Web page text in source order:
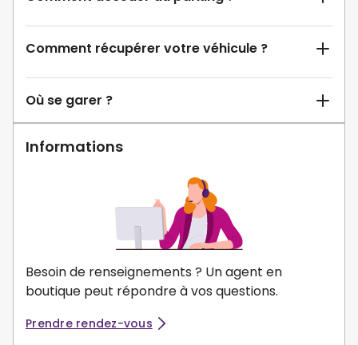
Comment récupérer votre véhicule ?
Où se garer ?
Informations
Besoin de renseignements ? Un agent en
boutique peut répondre à vos questions.
Prendre rendez-vous